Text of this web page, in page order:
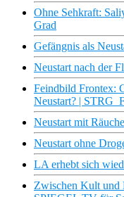
Ohne Sehkraft:
Grad
Gefängnis als
Neustart nach der
Feindbild Frontex:
Neustart? |
Neustart mit
Neustart ohne
LA erhebt sich
Zwischen Kult und